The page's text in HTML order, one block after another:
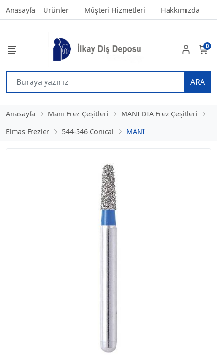
Anasayfa Ürünler Müşteri Hizmetleri Hakkımızda
ARA
0
Anasayfa Manı Frez Çeşitleri
MANI DIA Frez Çeşitleri
Elmas Frezler
544-546 Conical MANI